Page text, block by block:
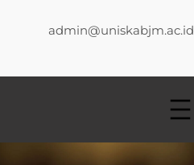
admin@uniskabjm.ac.id